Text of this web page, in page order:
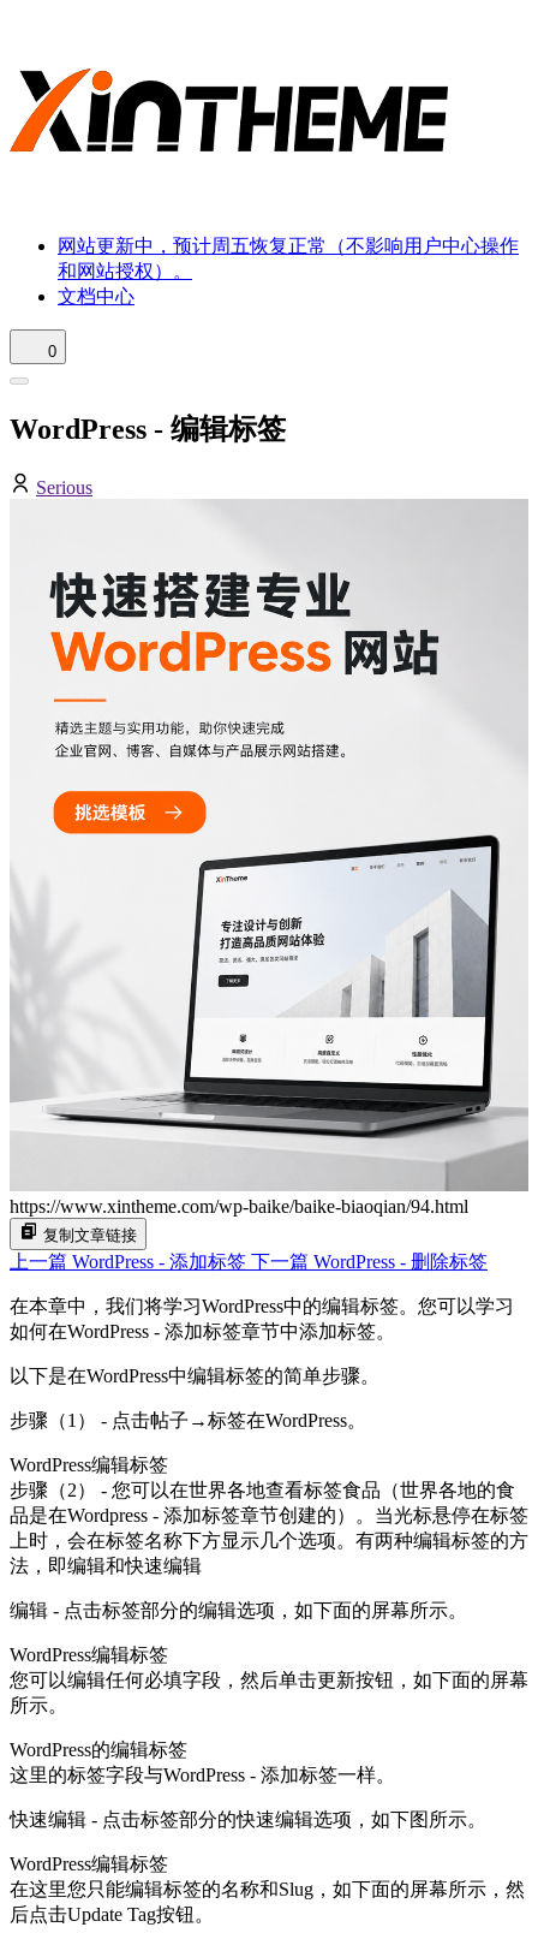
网站更新中，预计周五恢复正常（不影响用户中心操作
和网站授权）。
文档中心
0
WordPress - 编辑标签
Serious
https://www.xintheme.com/wp-baike/baike-biaoqian/94.html
复制文章链接
上一篇 WordPress - 添加标签 下一篇 WordPress - 删除标签
在本章中，我们将学习WordPress中的编辑标签。您可以学习
如何在WordPress - 添加标签章节中添加标签。
以下是在WordPress中编辑标签的简单步骤。
步骤（1） - 点击帖子→标签在WordPress。
WordPress编辑标签
步骤（2） - 您可以在世界各地查看标签食品（世界各地的食
品是在Wordpress - 添加标签章节创建的）。当光标悬停在标签
上时，会在标签名称下方显示几个选项。有两种编辑标签的方
法，即编辑和快速编辑
编辑 - 点击标签部分的编辑选项，如下面的屏幕所示。
WordPress编辑标签
您可以编辑任何必填字段，然后单击更新按钮，如下面的屏幕
所示。
WordPress的编辑标签
这里的标签字段与WordPress - 添加标签一样。
快速编辑 - 点击标签部分的快速编辑选项，如下图所示。
WordPress编辑标签
在这里您只能编辑标签的名称和Slug，如下面的屏幕所示，然
后点击Update Tag按钮。